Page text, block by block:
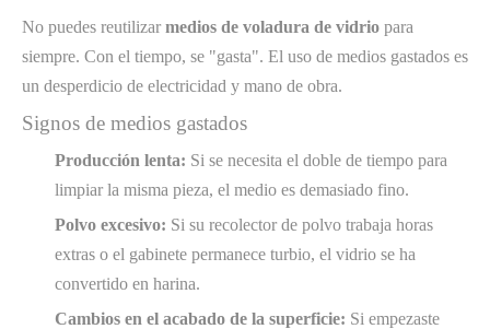
No puedes reutilizar medios de voladura de vidrio para
siempre. Con el tiempo, se "gasta". El uso de medios gastados es
un desperdicio de electricidad y mano de obra.
Signos de medios gastados
Producción lenta: Si se necesita el doble de tiempo para
limpiar la misma pieza, el medio es demasiado fino.
Polvo excesivo: Si su recolector de polvo trabaja horas
extras o el gabinete permanece turbio, el vidrio se ha
convertido en harina.
Cambios en el acabado de la superficie: Si empezaste